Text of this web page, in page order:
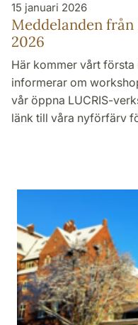
15 januari 2026
Meddelanden
2026
Här kommer vårt
informerar om
vår öppna LUCRIS-
länk till våra nyförfärv